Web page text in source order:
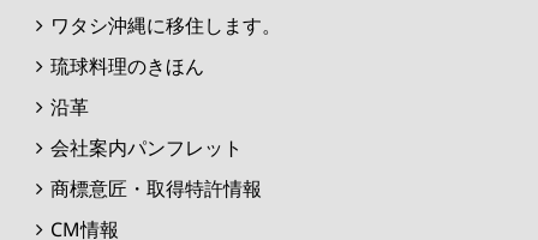
ワタシ沖縄に移住します。
琉球料理のきほん
沿革
会社案内パンフレット
商標意匠・取得特許情報
CM情報